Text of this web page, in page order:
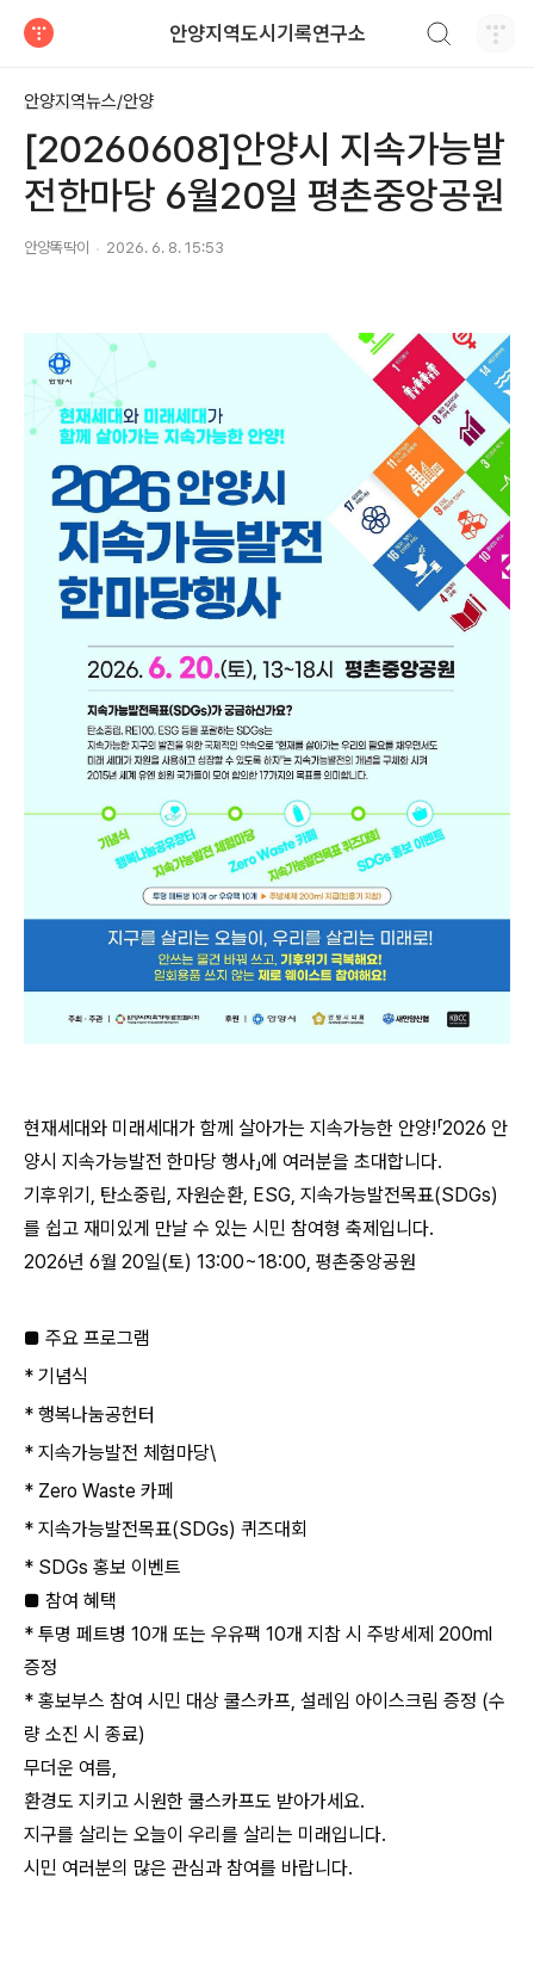
안양지역도시기록연구소
안양지역뉴스/안양
[20260608]안양시 지속가능발
전한마당 6월20일 평촌중앙공원
안양똑딱이 2026. 6. 8. 15:53
현재세대와 미래세대가 함께 살아가는 지속가능한 안양!「2026 안
양시 지속가능발전 한마당 행사」에 여러분을 초대합니다.
기후위기, 탄소중립, 자원순환, ESG, 지속가능발전목표(SDGs)
를 쉽고 재미있게 만날 수 있는 시민 참여형 축제입니다.
2026년 6월 20일(토) 13:00~18:00, 평촌중앙공원
■ 주요 프로그램
* 기념식
* 행복나눔공헌터
* 지속가능발전 체험마당\
* Zero Waste 카페
* 지속가능발전목표(SDGs) 퀴즈대회
* SDGs 홍보 이벤트
■ 참여 혜택
* 투명 페트병 10개 또는 우유팩 10개 지참 시 주방세제 200ml
증정
* 홍보부스 참여 시민 대상 쿨스카프, 설레임 아이스크림 증정 (수
량 소진 시 종료)
무더운 여름,
환경도 지키고 시원한 쿨스카프도 받아가세요.
지구를 살리는 오늘이 우리를 살리는 미래입니다.
시민 여러분의 많은 관심과 참여를 바랍니다.